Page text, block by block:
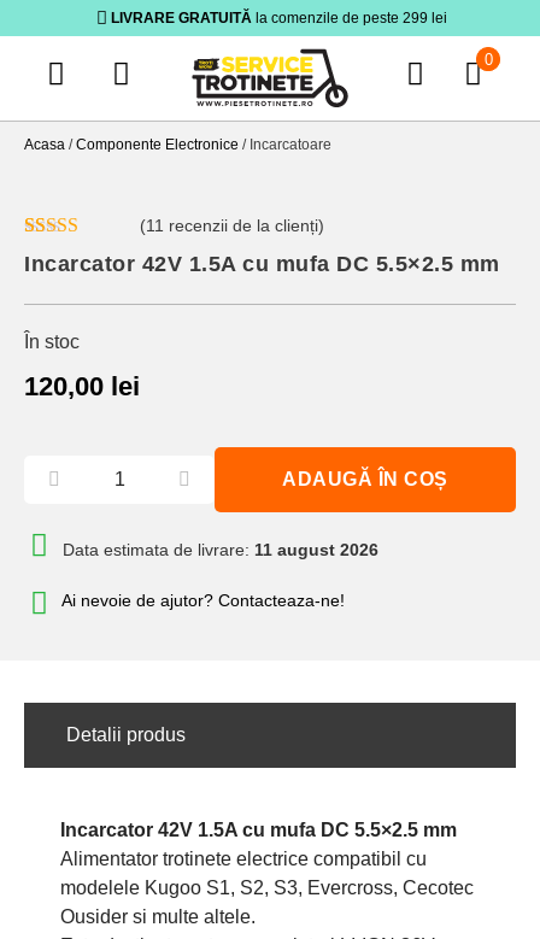
LIVRARE GRATUITĂ la comenzile de peste 299 lei
0
Acasa /Componente Electronice / Incarcatoare
Evaluat la
5.00din 5 pe
11
evaluări de la
clienți
(11 recenzii de la clienți)
Incarcator 42V 1.5A cu mufa DC 5.5×2.5 mm
În stoc
120,00 lei
ADAUGĂ ÎN COȘ
Data estimata de livrare: 11 august 2026
Ai nevoie de ajutor? Contacteaza-ne!
Detalii produs
Incarcator 42V 1.5A cu mufa DC 5.5×2.5 mm
Alimentator trotinete electrice compatibil cu
modelele Kugoo S1, S2, S3, Evercross, Cecotec
Ousider si multe altele.